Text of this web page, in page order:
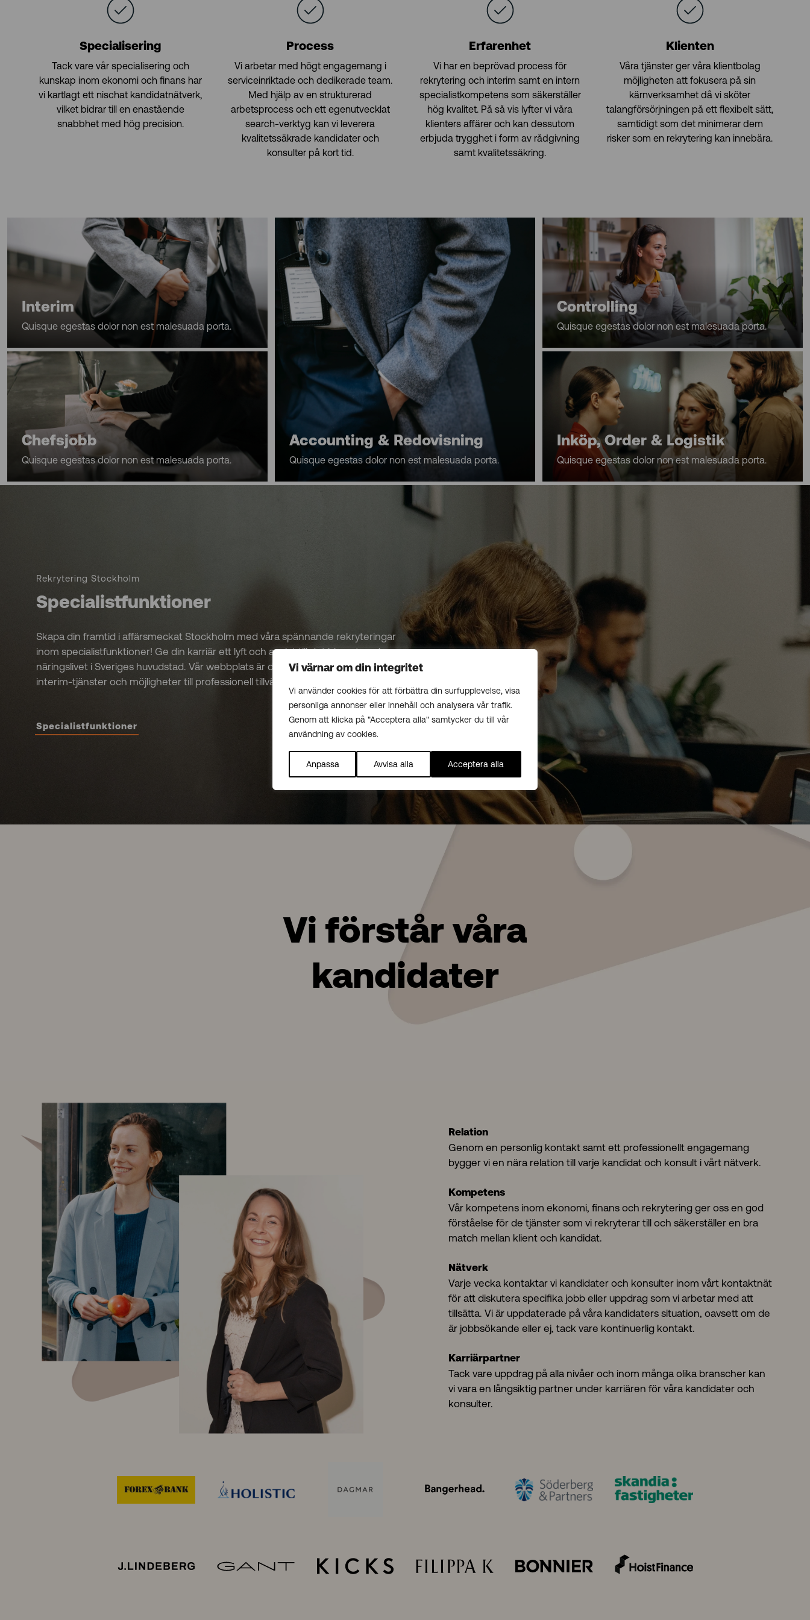
Vi värnar om din integritet
Vi använder cookies för att förbättra din surfupplevelse, visa
personliga annonser eller innehåll och analysera vår trafik.
Genom att klicka på "Acceptera alla" samtycker du till vår
användning av cookies.
Anpassa Avvisa alla Acceptera alla
Specialisering
Tack vare vår specialisering och
kunskap inom ekonomi och finans har
vi kartlagt ett nischat kandidatnätverk,
vilket bidrar till en enastående
snabbhet med hög precision.
Process
Vi arbetar med högt engagemang i
serviceinriktade och dedikerade team.
Med hjälp av en strukturerad
arbetsprocess och ett egenutvecklat
search-verktyg kan vi leverera
kvalitetssäkrade kandidater och
konsulter på kort tid.
Erfarenhet
Vi har en beprövad process för
rekrytering och interim samt en intern
specialistkompetens som säkerställer
hög kvalitet. På så vis lyfter vi våra
klienters affärer och kan dessutom
erbjuda trygghet i form av rådgivning
samt kvalitetssäkring.
Klienten
Våra tjänster ger våra klientbolag
möjligheten att fokusera på sin
kärnverksamhet då vi sköter
talangförsörjningen på ett flexibelt sätt,
samtidigt som det minimerar dem
risker som en rekrytering kan innebära.
Interim
Quisque egestas dolor non est malesuada porta.
Chefsjobb
Quisque egestas dolor non est malesuada porta.
Accounting & Redovisning
Quisque egestas dolor non est malesuada porta.
Controlling
Quisque egestas dolor non est malesuada porta.
Inköp, Order & Logistik
Quisque egestas dolor non est malesuada porta.
Rekrytering Stockholm
Specialistfunktioner
Skapa din framtid i affärsmeckat Stockholm med våra spännande rekryteringar
inom specialistfunktioner! Ge din karriär ett lyft och anslut till det blomstrande
näringslivet i Sveriges huvudstad. Vår webbplats är din inkörsport till en värld av
interim-tjänster och möjligheter till professionell tillväxt.
Specialistfunktioner
Vi förstår våra
kandidater
Relation
Genom en personlig kontakt samt ett professionellt engagemang
bygger vi en nära relation till varje kandidat och konsult i vårt nätverk.
Kompetens
Vår kompetens inom ekonomi, finans och rekrytering ger oss en god
förståelse för de tjänster som vi rekryterar till och säkerställer en bra
match mellan klient och kandidat.
Nätverk
Varje vecka kontaktar vi kandidater och konsulter inom vårt kontaktnät
för att diskutera specifika jobb eller uppdrag som vi arbetar med att
tillsätta. Vi är uppdaterade på våra kandidaters situation, oavsett om de
är jobbsökande eller ej, tack vare kontinuerlig kontakt.
Karriärpartner
Tack vare uppdrag på alla nivåer och inom många olika branscher kan
vi vara en långsiktig partner under karriären för våra kandidater och
konsulter.